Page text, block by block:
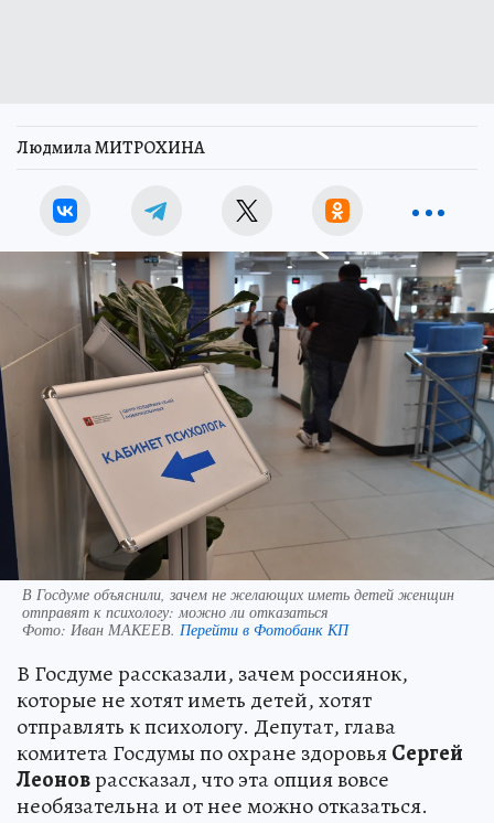
Людмила МИТРОХИНА
В Госдуме объяснили, зачем не желающих иметь детей женщин
отправят к психологу: можно ли отказаться
Фото: Иван МАКЕЕВ. Перейти в Фотобанк КП
В Госдуме рассказали, зачем россиянок,
которые не хотят иметь детей, хотят
отправлять к психологу. Депутат, глава
комитета Госдумы по охране здоровьяСергей
Леоноврассказал, что эта опция вовсе
необязательна и от нее можно отказаться.